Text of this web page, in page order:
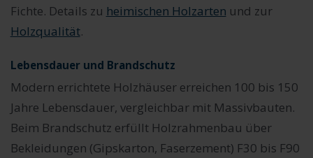
Fichte. Details zu heimischen Holzarten und zur
Holzqualität.
Lebensdauer und Brandschutz
Modern errichtete Holzhäuser erreichen 100 bis 150
Jahre Lebensdauer, vergleichbar mit Massivbauten.
Beim Brandschutz erfüllt Holzrahmenbau über
Bekleidungen (Gipskarton, Faserzement) F30 bis F90